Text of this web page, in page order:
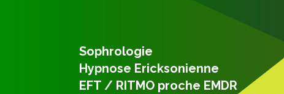
Sophrologie
Hypnose Ericksonienne
EFT / RITMO proche EMDR